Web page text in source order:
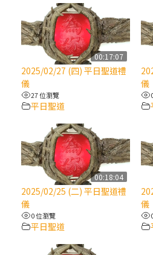
(2)黃敏正主教帶
越的智慧】：七
【信仰之旅】第
樂多」—歐義明神
(1)黃敏正主教帶
越的智慧】：聖
有」
【信仰之旅】第八
人世」—高樂祈修
2025/10/10【萬
樂會】紀念聖方濟
00:17:07
2025/02/27 (四) 平日聖道禮
儀
27 位瀏覽
平日聖道
儀
00:18:04
2025/02/25 (二) 平日聖道禮
儀
0 位瀏覽
平日聖道
儀